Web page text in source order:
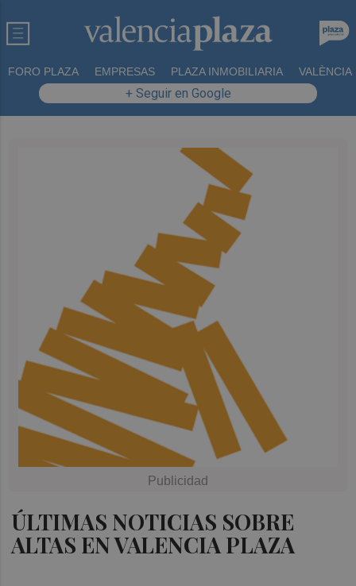
FORO PLAZA EMPRESAS PLAZA INMOBILIARIA VALÈNCIA
+ Seguir en Google
ÚLTIMAS NOTICIAS SOBRE
ALTAS EN VALENCIA PLAZA